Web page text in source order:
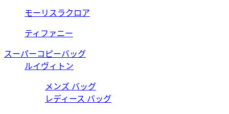
モーリスラクロア
ティファニー
スーパーコピーバッグ
ルイヴィトン
メンズ バッグ
レディース バッグ